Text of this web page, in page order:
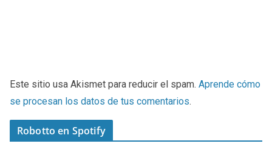
Este sitio usa Akismet para reducir el spam. Aprende cómo
se procesan los datos de tus comentarios.
Robotto en Spotify